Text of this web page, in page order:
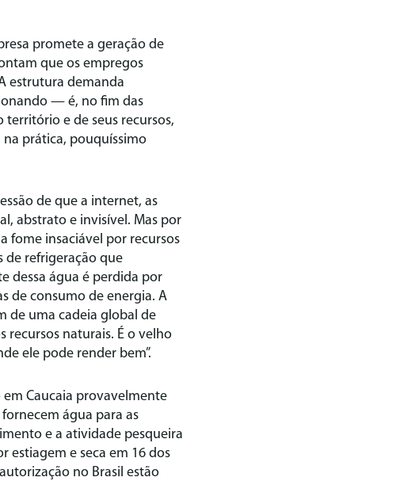
promete a geração de
que os empregos
estrutura demanda
— é, no fim das
e de seus recursos,
na prática, pouquíssimo
de que a internet, as
abstrato e invisível. Mas por
fome insaciável por recursos
de refrigeração que
dessa água é perdida por
de consumo de energia. A
de uma cadeia global de
naturais. É o velho
ele pode render bem”.
Caucaia provavelmente
água para as
e a atividade pesqueira
estiagem e seca em 16 dos
no Brasil estão